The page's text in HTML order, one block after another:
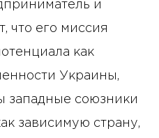
и
что его миссия
как
Украины,
западные союзники
зависимую страну,